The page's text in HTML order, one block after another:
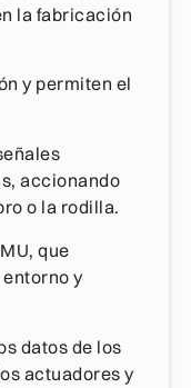
la fabricación
y permiten el
accionando
o la rodilla.
que
y
datos de los
actuadores y